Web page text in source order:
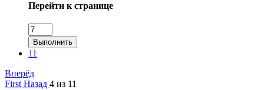
Перейти к странице
Выполнить
11
Вперёд
First Назад 4 из 11